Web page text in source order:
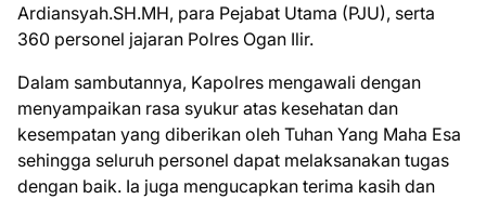
Ardiansyah.SH.MH, para Pejabat Utama (PJU), serta
360 personel jajaran Polres Ogan Ilir.
Dalam sambutannya, Kapolres mengawali dengan
menyampaikan rasa syukur atas kesehatan dan
kesempatan yang diberikan oleh Tuhan Yang Maha Esa
sehingga seluruh personel dapat melaksanakan tugas
dengan baik. Ia juga mengucapkan terima kasih dan